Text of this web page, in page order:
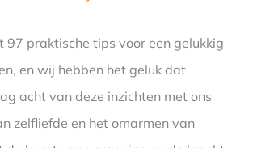
97 praktische tips voor een gelukkig
en wij hebben het geluk dat
acht van deze inzichten met ons
zelfliefde en het omarmen van